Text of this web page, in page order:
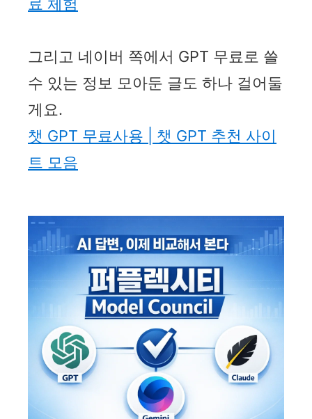
그리고 네이버 쪽에서 GPT 무료로 쓸
수 있는 정보 모아둔 글도 하나 걸어둘
게요.
챗 GPT 무료사용 | 챗 GPT 추천 사이
트 모음